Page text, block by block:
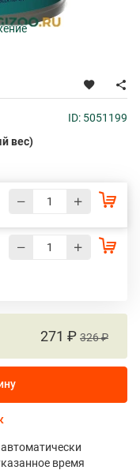
ID: 5051199
вес)
271 ₽ 326 ₽
время